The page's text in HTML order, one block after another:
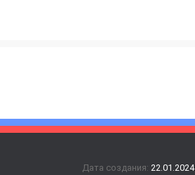
Дата создания: 22.01.2024